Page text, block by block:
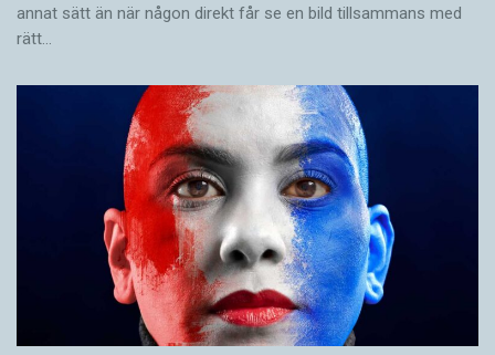
annat sätt än när någon direkt får se en bild tillsammans med
rätt…